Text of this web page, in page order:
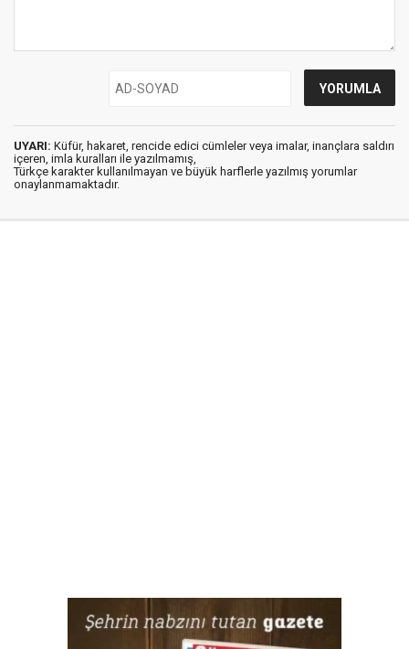
UYARI: Küfür, hakaret, rencide edici cümleler veya imalar, inançlara saldırı
içeren, imla kuralları ile yazılmamış,
Türkçe karakter kullanılmayan ve büyük harflerle yazılmış yorumlar
onaylanmamaktadır.